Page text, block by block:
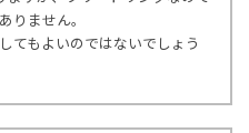
りません。
てもよいのではないでしょう